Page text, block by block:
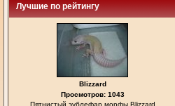
Лучшие по рейтингу
Blizzard
Просмотров: 1043
Пятнистый эублефар морфы Blizzard